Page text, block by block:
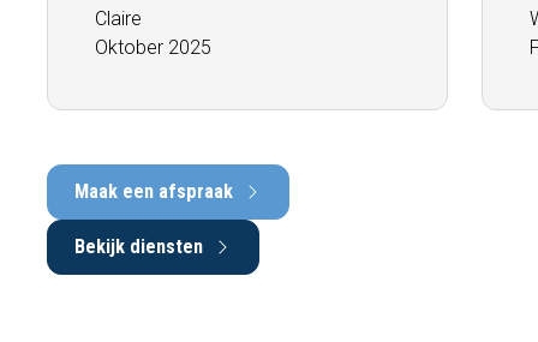
Claire
Oktober 2025
Maak een afspraak
Bekijk diensten